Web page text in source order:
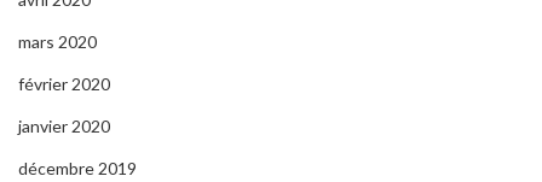
mars 2020
février 2020
janvier 2020
décembre 2019